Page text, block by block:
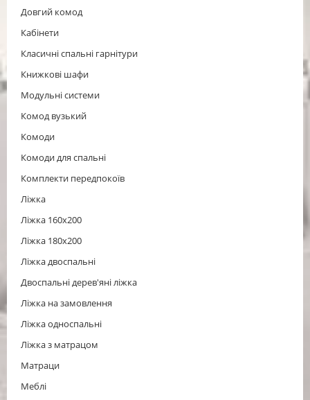
Довгий комод
Кабінети
Класичні спальні гарнітури
Книжкові шафи
Модульні системи
Комод вузький
Комоди
Комоди для спальні
Комплекти передпокоїв
Ліжка
Ліжка 160x200
Ліжка 180x200
Ліжка двоспальні
Двоспальні дерев'яні ліжка
Ліжка на замовлення
Ліжка односпальні
Ліжка з матрацом
Матраци
Меблі